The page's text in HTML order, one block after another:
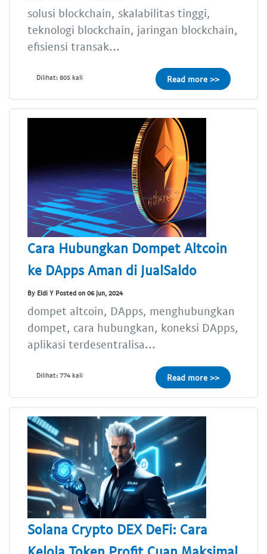
solusi blockchain, skalabilitas tinggi,
teknologi blockchain, jaringan blockchain,
efisiensi transak...
Dilihat: 805 kali Read more >>
Cara Hubungkan Dompet Altcoin
ke DApps Aman di JualSaldo
By Eldi Y Posted on 06 Jun, 2024
dompet altcoin, DApps, menghubungkan
dompet, cara hubungkan, koneksi DApps,
aplikasi terdesentralisa...
Dilihat: 774 kali Read more >>
Solana Crypto DEX DeFi: Cara